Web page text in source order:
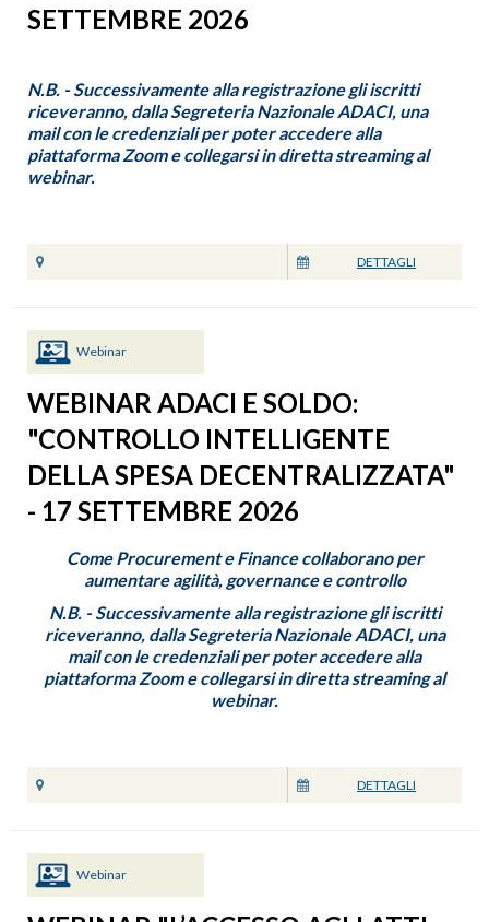
SETTEMBRE 2026
N.B. - Successivamente alla registrazione gli iscritti
riceveranno, dalla Segreteria Nazionale ADACI, una
mail con le credenziali per poter accedere alla
piattaforma Zoom e collegarsi in diretta streaming al
webinar.
DETTAGLI
Webinar
WEBINAR ADACI E SOLDO:
"CONTROLLO INTELLIGENTE
DELLA SPESA DECENTRALIZZATA"
- 17 SETTEMBRE 2026
Come Procurement e Finance collaborano per
aumentare agilità, governance e controllo
N.B. - Successivamente alla registrazione gli iscritti
riceveranno, dalla Segreteria Nazionale ADACI, una
mail con le credenziali per poter accedere alla
piattaforma Zoom e collegarsi in diretta streaming al
webinar.
DETTAGLI
Webinar